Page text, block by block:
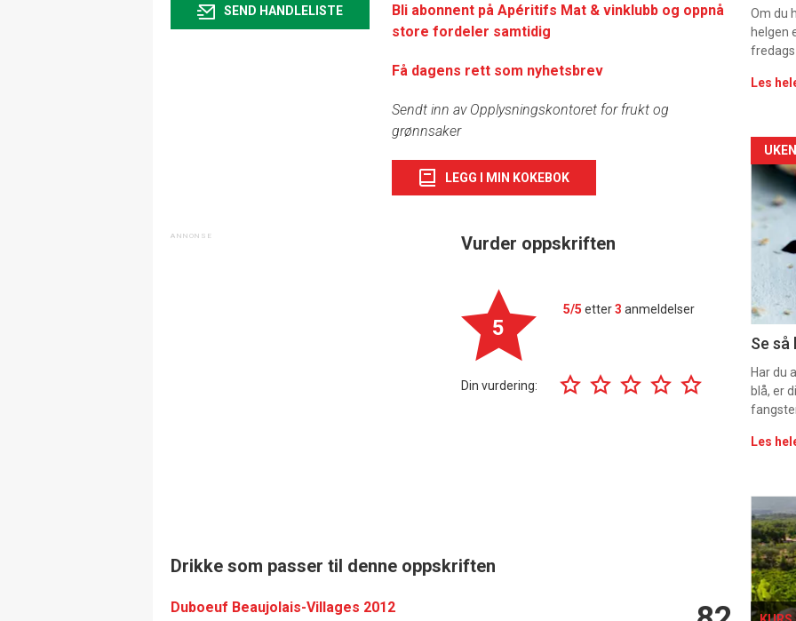
SEND HANDLELISTE
Bli abonnent på Apéritifs Mat & vinklubb og oppnå
store fordeler samtidig
Få dagens rett som nyhetsbrev
Sendt inn av Opplysningskontoret for frukt og
grønnsaker
LEGG I MIN KOKEBOK
Vurder oppskriften
5
5/5 etter3 anmeldelser
Din vurdering:
Drikke som passer til denne oppskriften
Duboeuf Beaujolais-Villages 2012
2
Om du
helgen
Les
-
11
vin
Se
Har du
blå, er
Les